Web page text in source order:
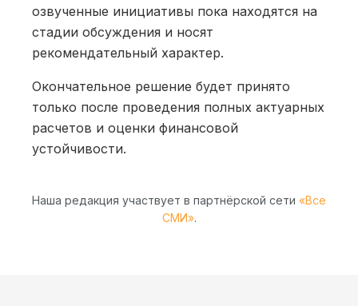
озвученные инициативы пока находятся на
стадии обсуждения и носят
рекомендательный характер.
Окончательное решение будет принято
только после проведения полных актуарных
расчетов и оценки финансовой
устойчивости.
Наша редакция участвует в партнёрской сети «Все
СМИ».